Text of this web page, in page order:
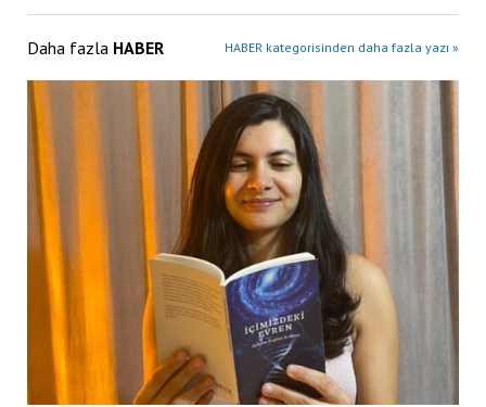
Daha fazla HABER HABER kategorisinden daha fazla yazı »